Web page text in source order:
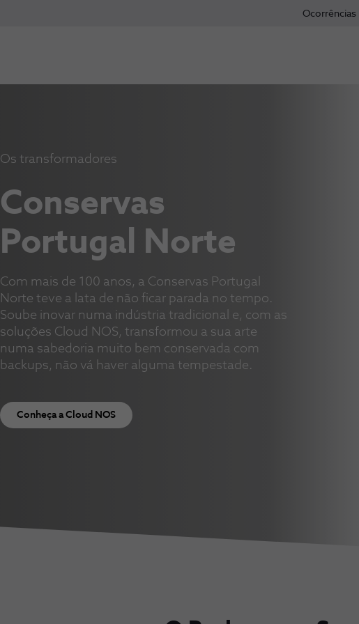
Ocorrências
Os transformadores
Conservas
Portugal Norte
Com mais de 100 anos, a Conservas Portugal
Norte teve a lata de não ficar parada no tempo.
Soube inovar numa indústria tradicional e, com as
soluções Cloud NOS, transformou a sua arte
numa sabedoria muito bem conservada com
backups, não vá haver alguma tempestade.
Conheça a Cloud NOS